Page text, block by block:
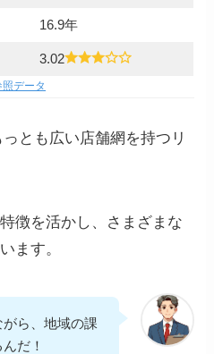
16.9年
3.02
データ
とも広い店舗網を持つリ
徴を活かし、さまざまな
ます。
ら、地域の課
だ！